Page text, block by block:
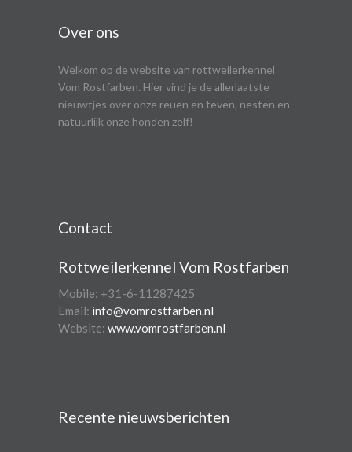
Over ons
Welkom op de website van rottweilerkennel
Vom Rostfarben. Hier vind je de allerlaatste
nieuwtjes over onze reuen en teven, nesten en
natuurlijk onze honden zelf!
Contact
Rottweilerkennel Vom Rostfarben
Mobile: +31-6-11287425
Email: info@vomrostfarben.nl
Website: www.vomrostfarben.nl
Recente nieuwsberichten